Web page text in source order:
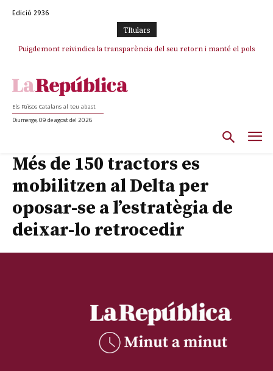
Edició 2936
TItulars
Puigdemont reivindica la transparència del seu retorn i manté el pols
Els Països Catalans al teu abast
Diumenge, 09 de agost del 2026
Més de 150 tractors es
mobilitzen al Delta per
oposar-se a l’estratègia de
deixar-lo retrocedir